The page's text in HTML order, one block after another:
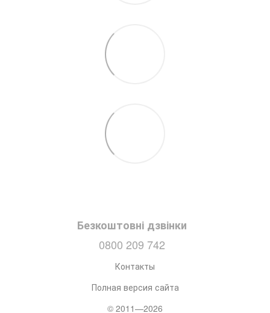
Безкоштовні дзвінки
0800 209 742
Контакты
Полная версия сайта
© 2011—2026